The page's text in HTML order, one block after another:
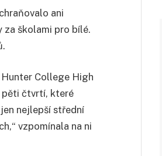
ani
školami pro bílé.
College High
pěti čtvrtí, které
nejlepší střední
vzpomínala na ni